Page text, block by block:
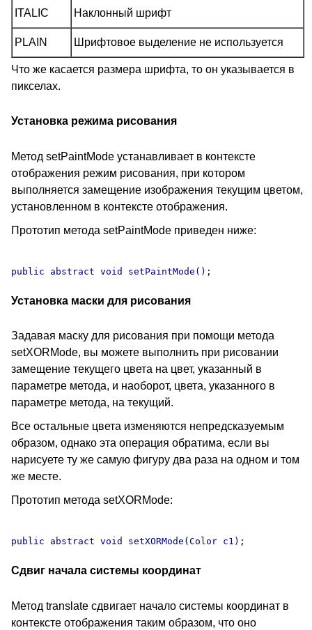
ITALIC Наклонный шрифт
PLAIN Шрифтовое выделение не используется
Что же касается размера шрифта, то он указывается в
пикселах.
Установка режима рисования
Метод setPaintMode устанавливает в контексте
отображения режим рисования, при котором
выполняется замещение изображения текущим цветом,
установленном в контексте отображения.
Прототип метода setPaintMode приведен ниже:
Установка маски для рисования
Задавая маску для рисования при помощи метода
setXORMode, вы можете выполнить при рисовании
замещение текущего цвета на цвет, указанный в
параметре метода, и наоборот, цвета, указанного в
параметре метода, на текущий.
Все остальные цвета изменяются непредсказуемым
образом, однако эта операция обратима, если вы
нарисуете ту же самую фигуру два раза на одном и том
же месте.
Прототип метода setXORMode:
Сдвиг начала системы координат
Метод translate сдвигает начало системы координат в
контексте отображения таким образом, что оно